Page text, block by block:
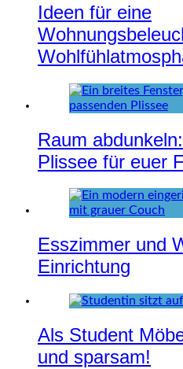
Ideen für eine
Raum
Plissee für euer
Esszimmer und
Einrichtung
Als Student
und sparsam!